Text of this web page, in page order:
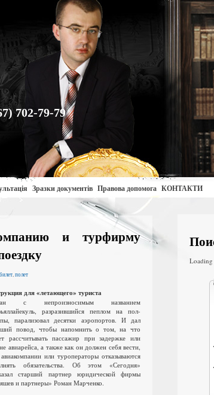
702-79-79
Зразки документів Правова допомога КОНТАКТИ
и турфирму
билет,полет
для «летающего» туриста
с непроизносимым названием
разразившийся пеплом на пол-
парализовал десятки аэропортов. И дал
повод, чтобы напомнить о том, на что
рассчитывать пассажир при задержке или
авиарейса, а также как он должен себя вести,
или туроператоры отказываются
обязательства. Об этом «Сегодня»
старший партнер юридической фирмы
и партнеры» Роман Марченко.
Loading